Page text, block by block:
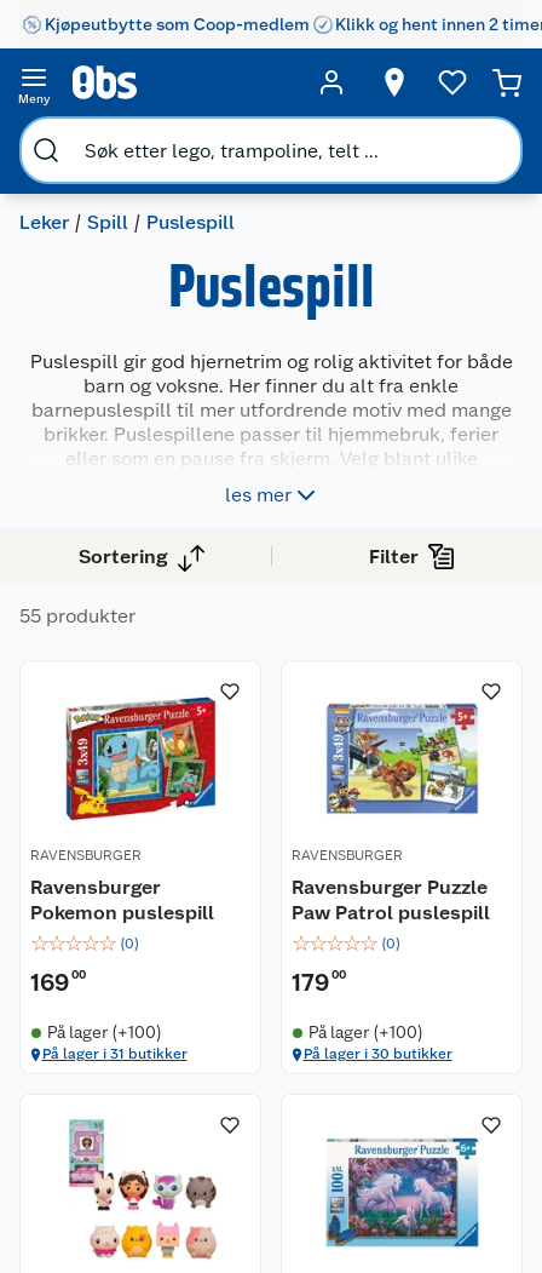
Kjøpeutbytte som Coop-medlem Klikk og hent innen 2
Meny
Leker Spill Puslespill
Puslespill
Puslespill gir god hjernetrim og rolig aktivitet for både
barn og voksne. Her finner du alt fra enkle
barnepuslespill til mer utfordrende motiv med mange
brikker. Puslespillene passer til hjemmebruk, ferier
eller som en pause fra skjerm. Velg blant ulike
størrelser, tema og vanskelighetsgrader – både
klassiske motiver, kjente figurer og naturbilder.
alene eller sammen med andre.
les mer
Sortering Filter
55 produkter
RAVENSBURGER
Ravensburger
Pokemon puslespill
☆☆☆☆☆ (0)
16900
På lager (+100)
På lager i 31 butikker
RAVENSBURGER
Ravensburger Puzzle
Paw Patrol puslespill
☆☆☆☆☆ (0)
17900
På lager (+100)
På lager i 30 butikker